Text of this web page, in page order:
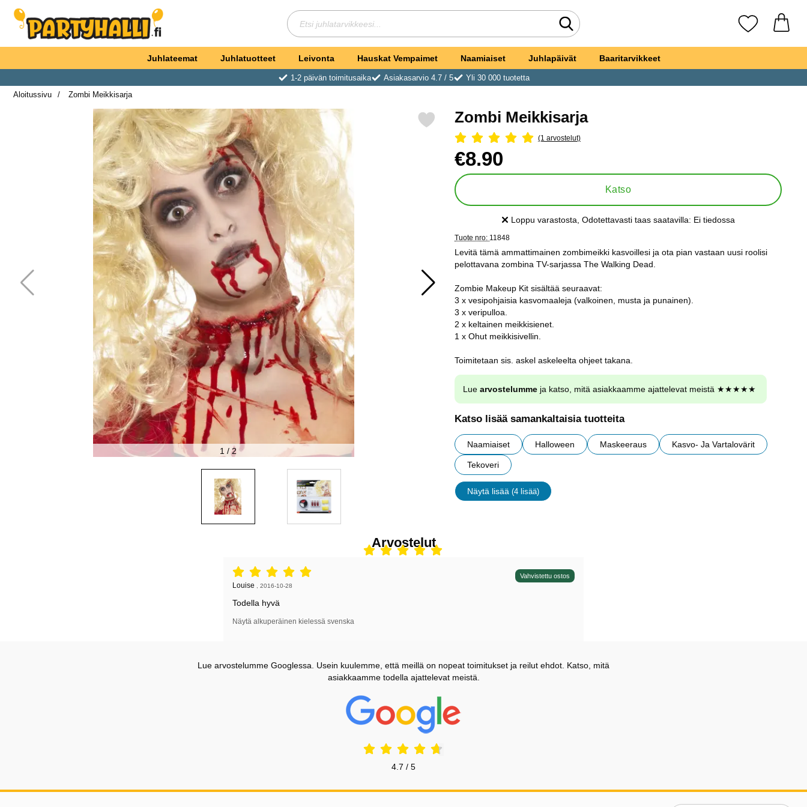
Hae
Tee haku
Ostoskori laajennettu Partyhallen AB Suosikkini
Juhlateemat Juhlatuotteet Leivonta Hauskat Vempaimet Naamiaiset Juhlapäivät Baaritarvikkeet
1-2 päivän toimitusaika Asiakasarvio 4.7 / 5
Yli 30 000 tuotetta
Aloitussivu
Zombi Meikkisarja
Merkitse zombi Meikkisarja suosikiksi
1 /2
Zombi Meikkisarja
Arvostelu: 5 Tähdet, Ohita kaikki arvostelut
(1 arvostelut)
hinta
€8.90
Katso
Saatavuus:
Loppu varastosta , Odotettavasti taas saatavilla: Ei tiedossa
Tuote nro: 11848
Levitä tämä ammattimainen zombimeikki kasvoillesi ja ota pian vastaan uusi roolisi
pelottavana zombina TV-sarjassa The Walking Dead.
Zombie Makeup Kit sisältää seuraavat:
3 x vesipohjaisia kasvomaaleja (valkoinen, musta ja punainen).
3 x veripulloa.
2 x keltainen meikkisienet.
1 x Ohut meikkisivellin.
Toimitetaan sis. askel askeleelta ohjeet takana.
Lue arvostelumme ja katso, mitä asiakkaamme ajattelevat meistä ★★★★★
Katso lisää samankaltaisia tuotteita
Naamiaiset Halloween Maskeeraus Kasvo- Ja Vartalovärit
Tekoveri
Näytä lisää (4 lisää)
ominaisuudet
Arvostelut
Arvostelu: 5 tähdet / 5,
Vahvistettu ostos
Arvostelun kirjoittaja:
Louise 2016-10-28
Todella hyvä
Näytä alkuperäinen kielessä svenska
Lue arvostelumme Googlessa. Usein kuulemme, että meillä on nopeat toimitukset ja reilut ehdot. Katso, mitä
asiakkaamme todella ajattelevat meistä.
Prisjakt Arvostelu: 4.7 Tähdet
4.7 / 5